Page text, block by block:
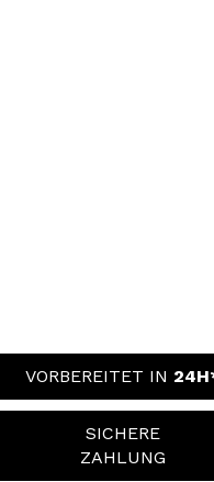
VORBEREITET IN
SICHERE
ZAHLUNG